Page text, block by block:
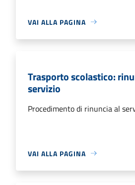
VAI ALLA PAGINA
Trasporto scolastico:
servizio
Procedimento di rinuncia al
VAI ALLA PAGINA